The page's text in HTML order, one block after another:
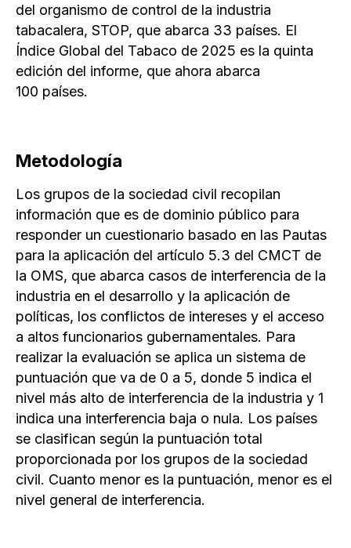
del organismo de control de la industria
tabacalera, STOP, que abarca 33 países. El
Índice Global del Tabaco de 2025 es la quinta
edición del informe, que ahora abarca
100 países.
Metodología
Los grupos de la sociedad civil recopilan
información que es de dominio público para
responder un cuestionario basado en las Pautas
para la aplicación del artículo 5.3 del CMCT de
la OMS, que abarca casos de interferencia de la
industria en el desarrollo y la aplicación de
políticas, los conflictos de intereses y el acceso
a altos funcionarios gubernamentales. Para
realizar la evaluación se aplica un sistema de
puntuación que va de 0 a 5, donde 5 indica el
nivel más alto de interferencia de la industria y 1
indica una interferencia baja o nula. Los países
se clasifican según la puntuación total
proporcionada por los grupos de la sociedad
civil. Cuanto menor es la puntuación, menor es el
nivel general de interferencia.